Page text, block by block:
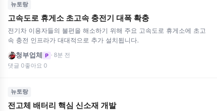
뉴토랑
고속도로 휴게소 초고속 충전기 대폭 확충
전기차 이용자들의 불편을 해소하기 위해 주요 고속도로 휴게소에 초고
속 충전 인프라가 대대적으로 추가 설치됩니다.
청부업체 P · 8분 전
댓글 0좋아요 0
뉴토랑
전고체 배터리 핵심 신소재 개발